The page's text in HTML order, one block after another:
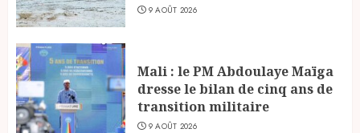
9 AOÛT 2026
Mali : le PM Abdoulaye Maïga
dresse le bilan de cinq ans de
transition militaire
9 AOÛT 2026